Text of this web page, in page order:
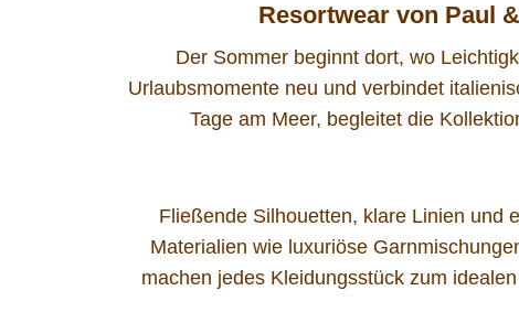
Resortwear von Paul
Der Sommer beginnt dort, wo
Urlaubsmomente neu und verbindet
Tage am Meer, begleitet die
Fließende Silhouetten, klare Linien und
Materialien wie luxuriöse
machen jedes Kleidungsstück zum